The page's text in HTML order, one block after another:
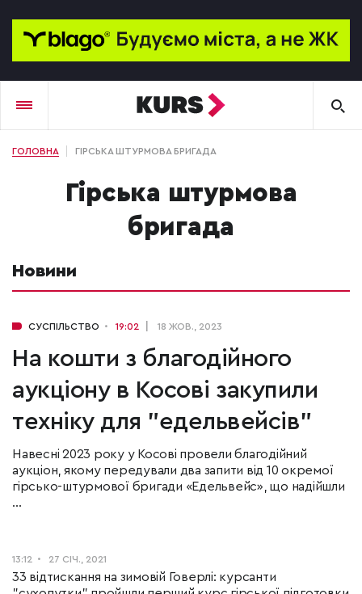
ГОЛОВНА ГІРСЬКА ШТУРМОВА БРИГАДА
Гірська штурмова
бригада
Новини
СУСПІЛЬСТВО 19:02 18 ЖОВ., 2023
На кошти з благодійного
аукціону в Косові закупили
техніку для "едельвейсів"
Навесні 2023 року у Косові провели благодійний
аукціон, якому передували два запити від 10 окремої
гірсько-штурмової бригади «Едельвейс», що надійшли
...
13:12 27 СІЧ., 2021
33 відтискання на зимовій Говерлі: курсанти